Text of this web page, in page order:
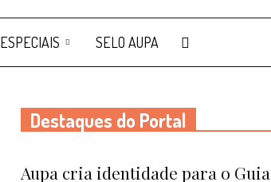
ESPECIAIS SELO AUPA
Destaques do Portal
Aupa cria identidade para o Guia